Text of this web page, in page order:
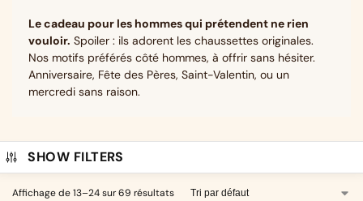
Le cadeau pour les hommes qui prétendent ne rien
vouloir. Spoiler : ils adorent les chaussettes originales.
Nos motifs préférés côté hommes, à offrir sans hésiter.
Anniversaire, Fête des Pères, Saint-Valentin, ou un
mercredi sans raison.
SHOW FILTERS
Affichage de 13–24 sur 69 résultats